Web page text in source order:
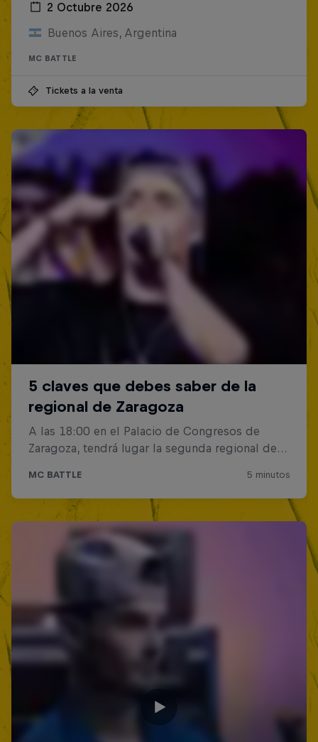
2 Octubre 2026
Buenos Aires, Argentina
MC BATTLE
Tickets a la venta